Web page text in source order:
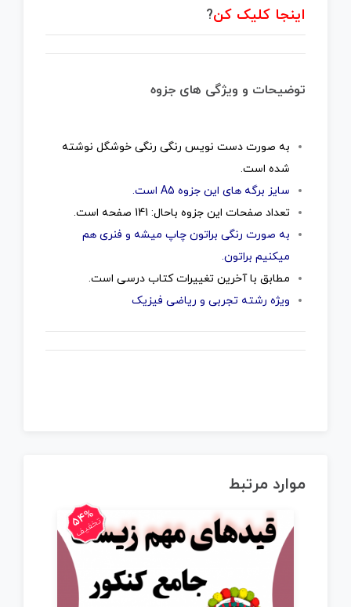
اینجا کلیک کن?
توضیحات و ویژگی های جزوه
به صورت دست نویس رنگی رنگی خوشگل نوشته
شده است.
سایز برگه های این جزوه A5 است.
تعداد صفحات این جزوه باحال: 141 صفحه است.
به صورت رنگی براتون چاپ میشه و فنری هم
میکنیم براتون.
مطابق با آخرین تغییرات کتاب درسی است.
ویژه رشته تجربی و ریاضی فیزیک
موارد مرتبط
54%
تخفیف